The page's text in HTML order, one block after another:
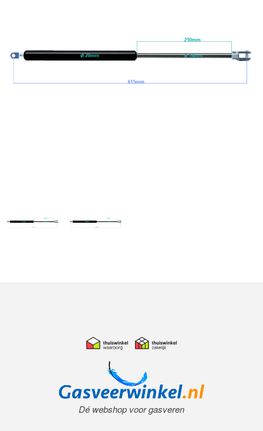
Dé webshop voor gasveren